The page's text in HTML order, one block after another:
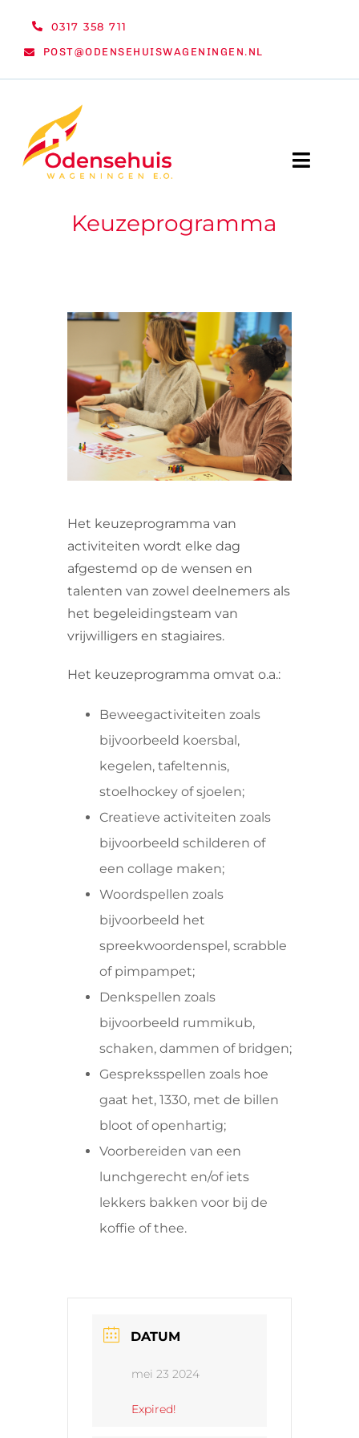
0317 358 711
POST@ODENSEHUISWAGENINGEN.NL
Toggle
WELKOM
VRIJWILLIGERS & STAGIAIRES
Keuzeprogramma
Het keuzeprogramma van
activiteiten wordt elke dag
afgestemd op de wensen en
talenten van zowel deelnemers als
het begeleidingsteam van
vrijwilligers en stagiaires.
Het keuzeprogramma omvat o.a.:
Beweegactiviteiten zoals
bijvoorbeeld koersbal,
kegelen, tafeltennis,
stoelhockey of sjoelen;
Creatieve activiteiten zoals
bijvoorbeeld schilderen of
een collage maken;
Woordspellen zoals
bijvoorbeeld het
spreekwoordenspel, scrabble
of pimpampet;
Denkspellen zoals
bijvoorbeeld rummikub,
schaken, dammen of bridgen;
Gespreksspellen zoals hoe
gaat het, 1330, met de billen
bloot of openhartig;
Voorbereiden van een
lunchgerecht en/of iets
lekkers bakken voor bij de
koffie of thee.
DATUM
mei 23 2024
Expired!